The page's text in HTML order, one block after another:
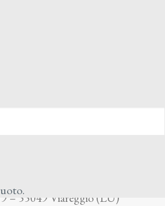
– 55049 Viareggio (LU)